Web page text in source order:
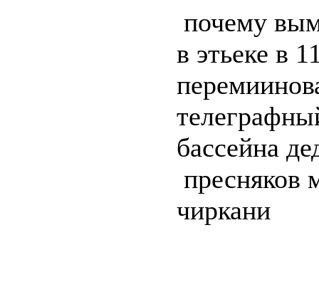
почему
в этьеке в
бассейна
пресняков
чиркани